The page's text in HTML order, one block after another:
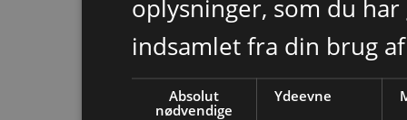
oplysninger, som du
indsamlet fra din brug
Absolut
nødvendige
Ydeevne